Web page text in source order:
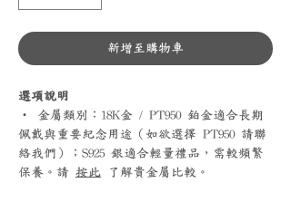
新增至購物車
選項說明
‧ 金屬類別：18K金 / PT950 鉑金適合長期
佩戴與重要紀念用途（如欲選擇 PT950 請聯
絡我們）；S925 銀適合輕量禮品，需較頻繁
保養。請 按此 了解貴金屬比較。